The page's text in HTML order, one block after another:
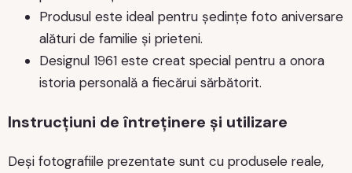
Produsul este ideal pentru ședințe foto aniversare
alături de familie și prieteni.
Designul 1961 este creat special pentru a onora
istoria personală a fiecărui sărbătorit.
Instrucțiuni de întreținere și utilizare
Deși fotografiile prezentate sunt cu produsele reale,